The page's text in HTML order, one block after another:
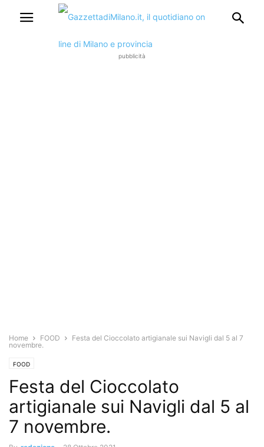
pubblicità
Home FOOD
Festa del Cioccolato artigianale sui Navigli dal 5 al 7
novembre.
FOOD
Festa del Cioccolato
artigianale sui Navigli dal 5 al
7 novembre.